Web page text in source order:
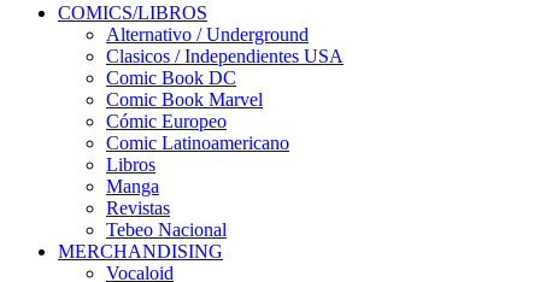
COMICS/LIBROS
Alternativo / Underground
Clasicos / Independientes USA
Comic Book DC
Comic Book Marvel
Cómic Europeo
Comic Latinoamericano
Libros
Manga
Revistas
Tebeo Nacional
MERCHANDISING
Vocaloid